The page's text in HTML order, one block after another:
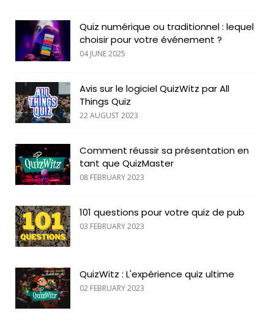
Quiz numérique ou traditionnel : lequel
choisir pour votre événement ?
04 JUNE 2025
Avis sur le logiciel QuizWitz par All
Things Quiz
22 AUGUST 2023
Comment réussir sa présentation en
tant que QuizMaster
08 FEBRUARY 2023
101 questions pour votre quiz de pub
03 FEBRUARY 2023
QuizWitz : L'expérience quiz ultime
02 FEBRUARY 2023